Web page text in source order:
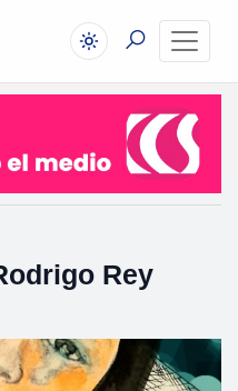
Rey